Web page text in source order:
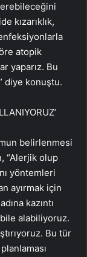
kızarıklık,
atopik
yaparız. Bu
diye konuştu.
belirlenmesi
“Alerjik olup
yöntemleri
ayırmak için
kazıntı
alabiliyoruz.
Bu tür